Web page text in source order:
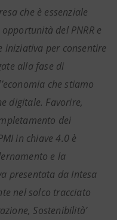
che è essenziale
del PNRR e
iniziativa per consentire
alla fase di
che stiamo
digitale. Favorire,
dei
in chiave 4.0 è
e la
presentata da Intesa
nel solco tracciato
Sostenibilità’